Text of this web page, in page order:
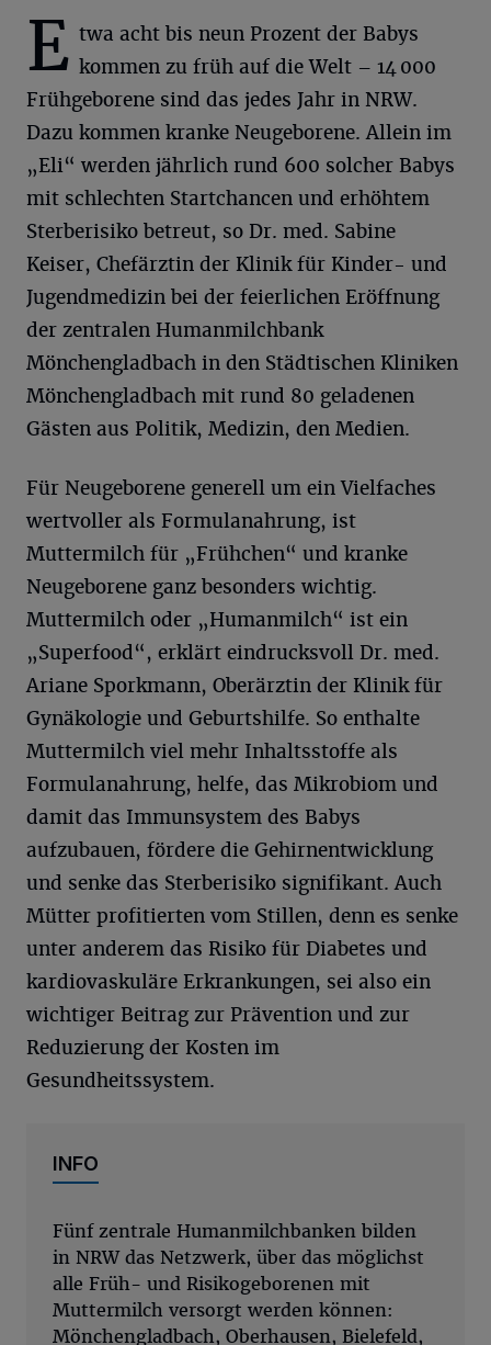
E twa acht bis neun Prozent der Babys
kommen zu früh auf die Welt – 14 000
Frühgeborene sind das jedes Jahr in NRW.
Dazu kommen kranke Neugeborene. Allein im
„Eli“ werden jährlich rund 600 solcher Babys
mit schlechten Startchancen und erhöhtem
Sterberisiko betreut, so Dr. med. Sabine
Keiser, Chefärztin der Klinik für Kinder- und
Jugendmedizin bei der feierlichen Eröffnung
der zentralen Humanmilchbank
Mönchengladbach in den Städtischen Kliniken
Mönchengladbach mit rund 80 geladenen
Gästen aus Politik, Medizin, den Medien.
Für Neugeborene generell um ein Vielfaches
wertvoller als Formulanahrung, ist
Muttermilch für „Frühchen“ und kranke
Neugeborene ganz besonders wichtig.
Muttermilch oder „Humanmilch“ ist ein
„Superfood“, erklärt eindrucksvoll Dr. med.
Ariane Sporkmann, Oberärztin der Klinik für
Gynäkologie und Geburtshilfe. So enthalte
Muttermilch viel mehr Inhaltsstoffe als
Formulanahrung, helfe, das Mikrobiom und
damit das Immunsystem des Babys
aufzubauen, fördere die Gehirnentwicklung
und senke das Sterberisiko signifikant. Auch
Mütter profitierten vom Stillen, denn es senke
unter anderem das Risiko für Diabetes und
kardiovaskuläre Erkrankungen, sei also ein
wichtiger Beitrag zur Prävention und zur
Reduzierung der Kosten im
Gesundheitssystem.
INFO
Fünf zentrale Humanmilchbanken bilden
in NRW das Netzwerk, über das möglichst
alle Früh- und Risikogeborenen mit
Muttermilch versorgt werden können:
Mönchengladbach, Oberhausen, Bielefeld,